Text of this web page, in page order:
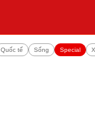
Quốc tế Sống Special